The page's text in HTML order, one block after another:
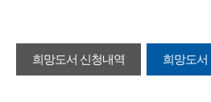
희망도서 신청내역 희망도서